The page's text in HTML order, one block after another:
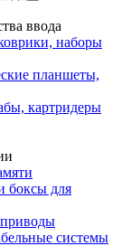
ввода
наборы
планшеты,
картридеры
боксы для
системы